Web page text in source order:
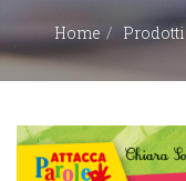
EDITORI
Home Prodotti